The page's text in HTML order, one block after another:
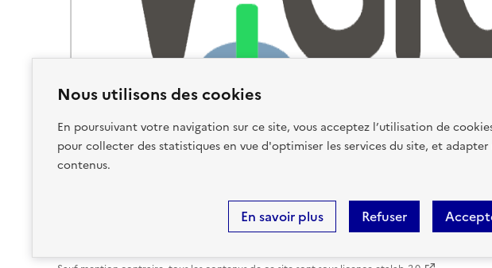
Nous utilisons des cookies
En poursuivant votre navigation sur ce site, vous acceptez l’utilisation de
pour collecter des statistiques en vue d'optimiser les services du site, et adapter
contenus.
Refuser
En savoir plus
Accessibilité : partiellement conforme Mentions Légales Données